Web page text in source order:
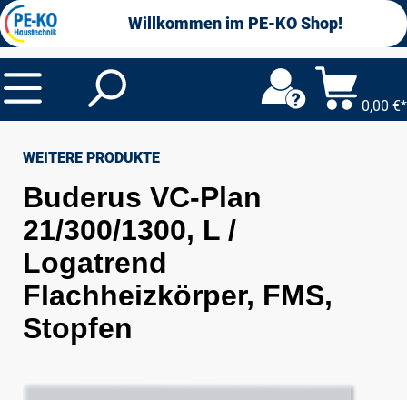
springen Willkommen im PE-KO Shop!
0,00 €*
WEITERE PRODUKTE
Buderus VC-Plan
21/300/1300, L /
Logatrend
Flachheizkörper, FMS,
Stopfen
Bildergalerie überspringen